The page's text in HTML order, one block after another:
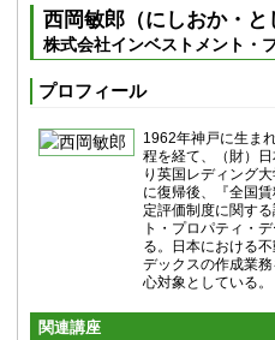
西岡敏郎（にしおか・と
株式会社インベストメント・
プロフィール
1962年神戸に生ま
程を経て、（財）
り英国レディング
に復帰後、『全国
定評価制度に関す
ト・プロパティ・
る。日本における
デックスの作成業
心対象としている。
関連講座